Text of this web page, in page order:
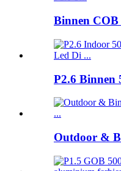
Binnen COB
P2.6 Binnen
Outdoor &